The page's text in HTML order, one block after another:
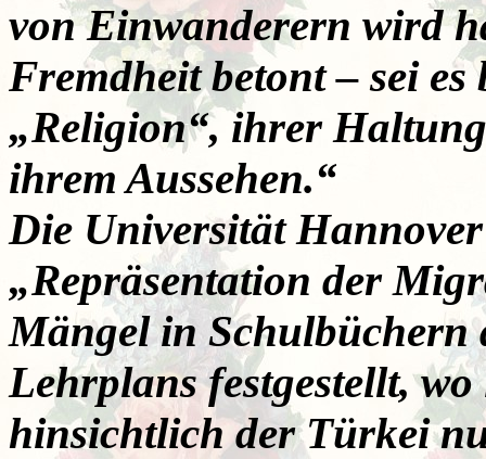
von Einwanderern wird
Fremdheit betont – sei
„Religion“, ihrer
ihrem Aussehen.“
Die Universität
„Repräsentation der
Mängel in Schulbüchern
Lehrplans festgestellt,
hinsichtlich der Türkei